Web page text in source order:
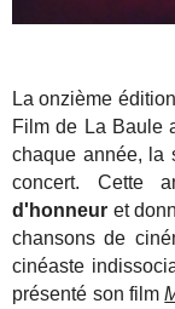
La onzième
Film de La Baule
chaque année, la
concert. Cette
d'honneur et
chansons de
cinéaste
présenté son film